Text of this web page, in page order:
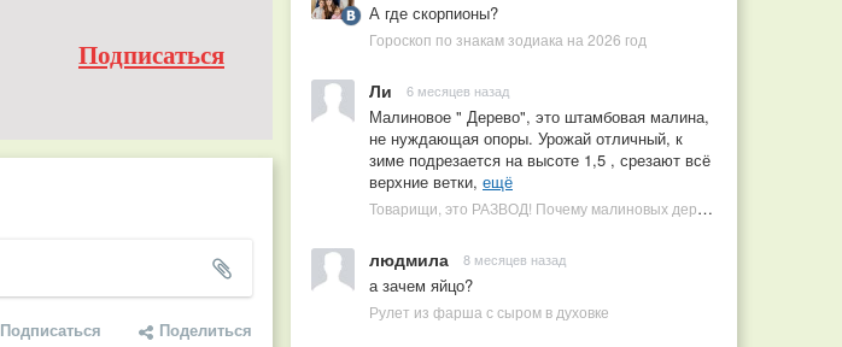
Подписаться
Подписаться Поделиться
А где скорпионы?
Гороскоп по знакам зодиака на 2026 год
Ли 6 месяцев назад
Малиновое " Дерево", это штамбовая малина,
не нуждающая опоры. Урожай отличный, к
зиме подрезается на высоте 1,5 , срезают всё
верхние ветки, ещё
Товарищи, это РАЗВОД! Почему малиновых деревьев не бывает, или Как ушлые продавцы наживаются на мечтах садоводов
людмила 8 месяцев назад
а зачем яйцо?
Рулет из фарша с сыром в духовке